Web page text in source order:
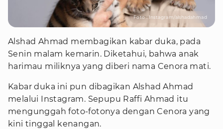
Foto : Instagram/alshadahmad
Alshad Ahmad membagikan kabar duka, pada
Senin malam kemarin. Diketahui, bahwa anak
harimau miliknya yang diberi nama Cenora mati.
Kabar duka ini pun dibagikan Alshad Ahmad
melalui Instagram. Sepupu Raffi Ahmad itu
mengunggah foto-fotonya dengan Cenora yang
kini tinggal kenangan.